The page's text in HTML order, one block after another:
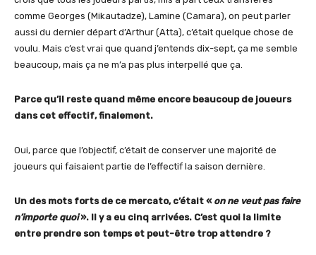
comme Georges (Mikautadze), Lamine (Camara), on peut parler
aussi du dernier départ d’Arthur (Atta), c’était quelque chose de
voulu. Mais c’est vrai que quand j’entends dix-sept, ça me semble
beaucoup, mais ça ne m’a pas plus interpellé que ça.
Parce qu’il reste quand même encore beaucoup de joueurs
dans cet effectif, finalement.
Oui, parce que l’objectif, c’était de conserver une majorité de
joueurs qui faisaient partie de l’effectif la saison dernière.
Un des mots forts de ce mercato, c’était « on ne veut pas faire
n’importe quoi». Il y a eu cinq arrivées. C’est quoi la limite
entre prendre son temps et peut-être trop attendre ?